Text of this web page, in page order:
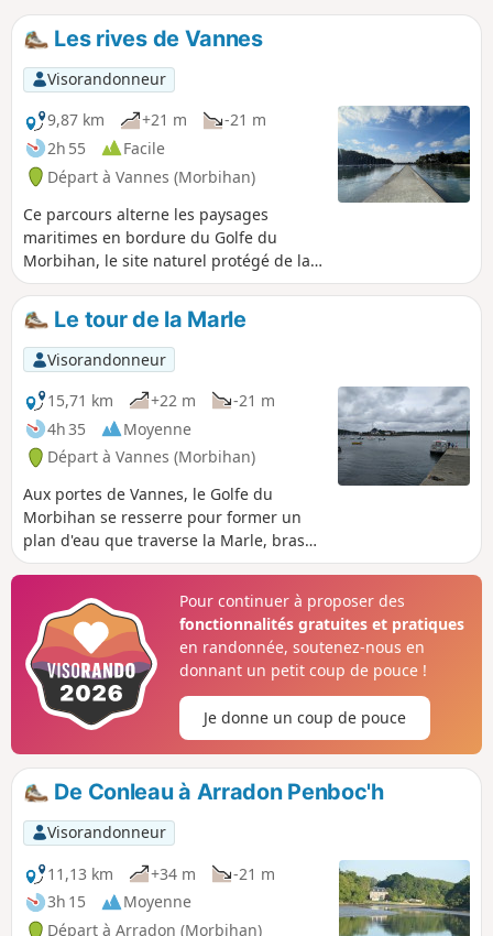
Les rives de Vannes
Visorandonneur
9,87 km
+21 m
-21 m
2h 55
Facile
Départ à Vannes (Morbihan)
Ce parcours alterne les paysages
maritimes en bordure du Golfe du
Morbihan, le site naturel protégé de la
Rivière du Vincin, au charme changeant
selon la marée, et un dédale de
chemins à deux pas du cœur historique
de la ville de Vannes. Pour terminer en
retrait de la rumeur citadine, vous
prolongez le chemin, entre la Marle et
le Vincin qui enlacent la délicieuse
presqu’île de Conleau.
Le tour de la Marle
Visorandonneur
15,71 km
+22 m
-21 m
4h 35
Moyenne
Départ à Vannes (Morbihan)
Aux portes de Vannes, le Golfe du
Morbihan se resserre pour former un
plan d'eau que traverse la Marle, bras
de mer qui dessert le port de la ville. En
n'était venu à l'esprit des gestionnaires
des transports en commun vannetais
d’affréter, entre la pointe de Conleau et
Barrarac'h, le passeur qui permet de
franchir cette étroite étendue marine.
Ensuite, il ne reste qu'à suivre le rivage
Attention toutefois à vérifier auparavant
si la liaison maritime est en service
(généralement d'avril en octobre).
Comme ce plan d'eau est soumis aux
marées, et qu'il faut bien 4 h pour en
faire le tour, on a le temps de voir
évoluer le paysage en fonction de la
Pour continuer à proposer des
fonctionnalités gratuites et pratiques
en randonnée, soutenez-nous en
donnant un petit coup de pouce !
Je donne un coup de pouce
De Conleau à Arradon Penboc'h
Visorandonneur
11,13 km
+34 m
-21 m
3h 15
Moyenne
Départ à Arradon (Morbihan)